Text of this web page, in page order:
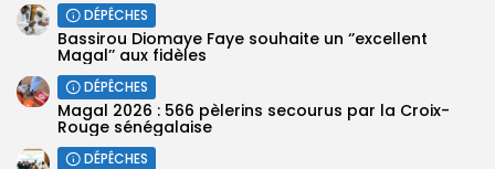
DÉPÊCHES
Bassirou Diomaye Faye souhaite un ‘’excellent
Magal’’ aux fidèles
DÉPÊCHES
Magal 2026 : 566 pèlerins secourus par la Croix-
Rouge sénégalaise
DÉPÊCHES